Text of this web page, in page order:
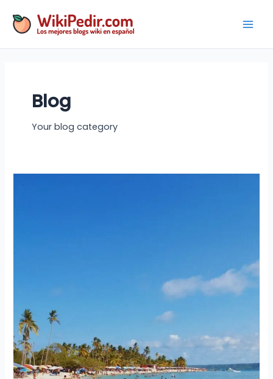
contenido
Blog
Your blog category